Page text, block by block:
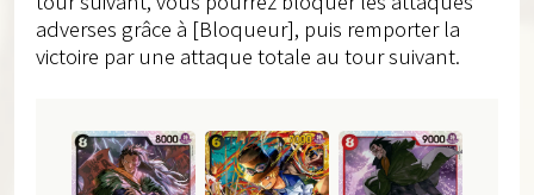
adverses grâce à [Bloqueur], puis remporter la
victoire par une attaque totale au tour suivant.